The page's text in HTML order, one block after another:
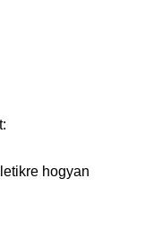
hogyan